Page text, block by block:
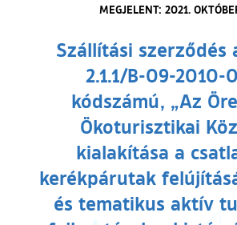
MEGJELENT: 2021.
Szállítási szerződés
2.1.1/B-09-2010-
kódszámú, „Az
Ökoturisztikai
kialakítása a
kerékpárutak
és tematikus aktív